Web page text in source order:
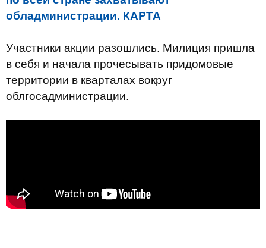
обладминистрации. КАРТА
Участники акции разошлись. Милиция пришла
в себя и начала прочесывать придомовые
территории в кварталах вокруг
облгосадминистрации.